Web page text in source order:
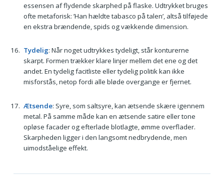
essensen af flydende skarphed på flaske. Udtrykket bruges
ofte metaforisk: ’Han hældte tabasco på talen’, altså tilføjede
en ekstra brændende, spids og vækkende dimension.
Tydelig: Når noget udtrykkes tydeligt, står konturerne
skarpt. Formen trækker klare linjer mellem det ene og det
andet. En tydelig facitliste eller tydelig politik kan ikke
misforstås, netop fordi alle bløde overgange er fjernet.
Ætsende: Syre, som saltsyre, kan ætsende skære igennem
metal. På samme måde kan en ætsende satire eller tone
opløse facader og efterlade blotlagte, ømme overflader.
Skarpheden ligger i den langsomt nedbrydende, men
uimodståelige effekt.